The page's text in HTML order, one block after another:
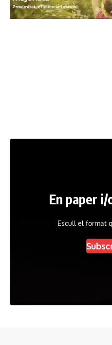
En paper
Escull el format